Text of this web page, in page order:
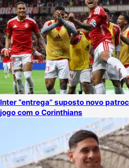
Inter “entrega” suposto novo
jogo com o Corinthians